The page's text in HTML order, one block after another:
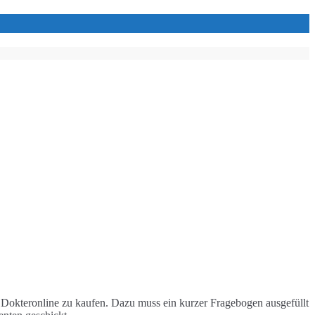
zu kaufen. Dazu muss ein kurzer Fragebogen ausgefüllt